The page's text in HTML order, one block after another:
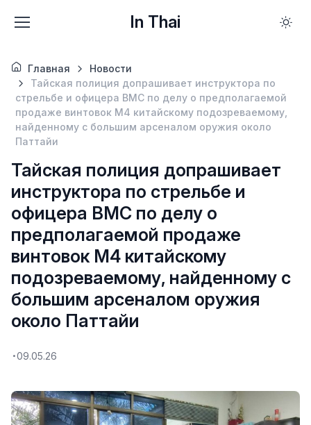
In Thai
Главная
Новости
Тайская полиция допрашивает инструктора по
стрельбе и офицера ВМС по делу о предполагаемой
продаже винтовок M4 китайскому подозреваемому,
найденному с большим арсеналом оружия около
Паттайи
Тайская полиция допрашивает
инструктора по стрельбе и
офицера ВМС по делу о
предполагаемой продаже
винтовок M4 китайскому
подозреваемому, найденному с
большим арсеналом оружия
около Паттайи
09.05.26